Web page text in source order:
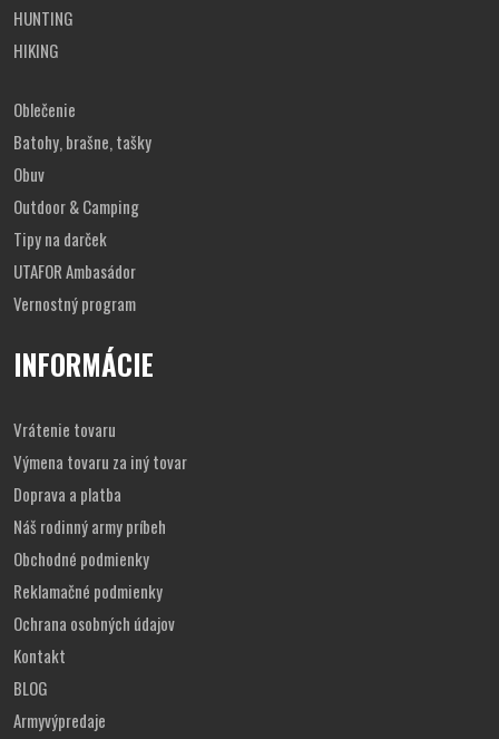
HUNTING
HIKING
Oblečenie
Batohy, brašne, tašky
Obuv
Outdoor & Camping
Tipy na darček
UTAFOR Ambasádor
Vernostný program
INFORMÁCIE
Vrátenie tovaru
Výmena tovaru za iný tovar
Doprava a platba
Náš rodinný army príbeh
Obchodné podmienky
Reklamačné podmienky
Ochrana osobných údajov
Kontakt
BLOG
Armyvýpredaje